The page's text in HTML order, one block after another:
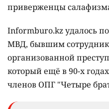
приверженцы
Informburo.kz удалось
МВД, бывшим
организованной
который ещё в 90-х
членов ОПГ "Четыре